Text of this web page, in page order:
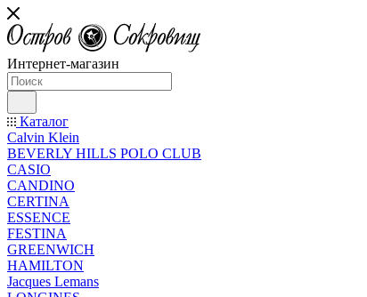
Интернет-магазин
Каталог
Calvin Klein
BEVERLY HILLS POLO CLUB
CASIO
CANDINO
CERTINA
ESSENCE
FESTINA
GREENWICH
HAMILTON
Jacques Lemans